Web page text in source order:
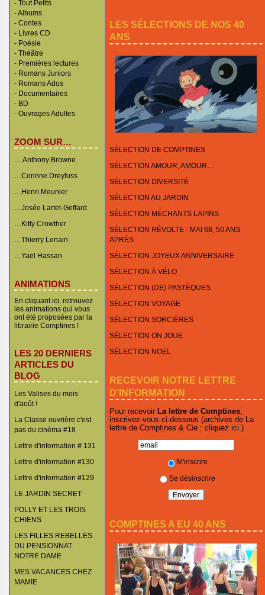
- Tout Petits
-Albums
- Contes
- Livres CD
- Poésie
- Théâtre
- Premières lectures
- Romans Juniors
- Romans Ados
- Documentaires
- BD
- Ouvrages Adultes
ZOOM SUR…
… Anthony Browne
…Corinne Dreyfuss
…Henri Meunier
…Josée Lartet-Geffard
…Kitty Crowther
…Thierry Lenain
…Yaël Hassan
ANIMATIONS
En cliquant ici, retrouvez
les animations qui vous
ont été proposées par la
librairie Comptines !
LES 20 DERNIERS
ARTICLES DU
BLOG
Les Valises du mois
d'août !
La Classe ouvrière c'est
pas du cinéma #18
Lettre d'information # 131
Lettre d'information #130
Lettre d'information #129
LE JARDIN SECRET
POLLY ET LES TROIS
CHIENS
LES FILLES REBELLES
DU PENSIONNAT
NOTRE DAME
MES VACANCES CHEZ
MAMIE
LES SÉLECTIONS DE NOS 40
ANS
SÉLECTION DE COMPTINES
SÉLECTION AMOUR, AMOUR…
SÉLECTION DIVERSITÉ
SÉLECTION AU JARDIN
SÉLECTION MÉCHANTS LAPINS
SÉLECTION RÉVOLTE - MAI 68, 50 ANS
APRÈS
SÉLECTION JOYEUX ANNIVERSAIRE
SÉLECTION À VÉLO
SÉLECTION (DE) PASTÈQUES
SÉLECTION VOYAGE
SÉLECTION SORCIÈRES
SÉLECTION ON JOUE
SÉLECTION NOEL
RECEVOIR NOTRE LETTRE
D'INFORMATION
Pour recevoir La lettre de Comptines,
inscrivez-vous ci-dessous (archives de La
lettre de Comptines & Cie : cliquez ici .)
M'inscrire
Se désinscrire
COMPTINES A EU 40 ANS